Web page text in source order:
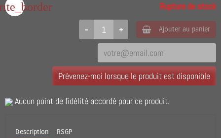
Rupture de stock
Ajouter au panier
Prévenez-moi lorsque le produit est disponible
Aucun point de fidélité accordé pour ce produit.
Description RSGP